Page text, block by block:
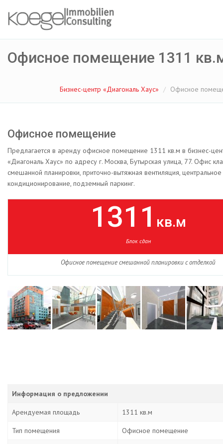
Офисное помещение 1311
Бизнес-центр «Диагональ Хаус» Офисное
Офисное помещение
Предлагается в аренду офисное помещение 1311 кв.м в бизнес-
«Диагональ Хаус» по адресу г. Москва, Бутырская улица, 77. Офис
смешанной планировки, приточно-вытяжная вентиляция, центральное
кондиционирование, подземный паркинг.
1311 кв.м
Блок сдан
Офисное помещение смешанной планировки с отделкой
Информация о предложении
Арендуемая площадь 1311 кв.м
Тип помещения Офисное помещение